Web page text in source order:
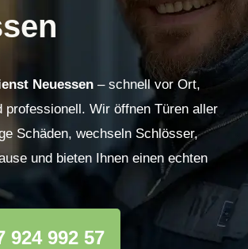
Neuessen – schnell vor Ort,
professionell. Wir öffnen Türen aller
Schäden, wechseln Schlösser,
und bieten Ihnen einen echten
924 992 57